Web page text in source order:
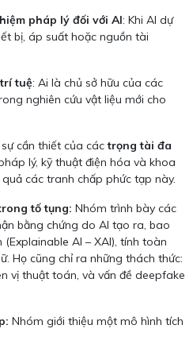
pháp lý đối với AI: Khi AI dự
bị, áp suất hoặc nguồn tài
tuệ: Ai là chủ sở hữu của các
nghiên cứu vật liệu mới cho
cần thiết của cáctrọng tài đa
lý, kỹ thuật điện hóa và khoa
các tranh chấp phức tạp này.
tố tụng: Nhóm trình bày các
bằng chứng do AI tạo ra, bao
AI – XAI), tính toàn
Họ cũng chỉ ra những thách thức:
vị thuật toán, và vấn đề deepfake
Nhóm giới thiệu một mô hình tích